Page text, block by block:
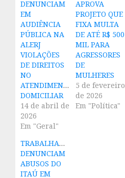
DENUNCIAM
EM
AUDIÊNCIA
PÚBLICA NA
ALERJ
VIOLAÇÕES
DE DIREITOS
NO
ATENDIMENTO
DOMICILIAR
14 de abril de
2026
Em "Geral"
APROVA
PROJETO QUE
FIXA MULTA
DE ATÉ R$ 500
MIL PARA
AGRESSORES
DE
MULHERES
5 de fevereiro
de 2026
Em "Política"
TRABALHADORES
DENUNCIAM
ABUSOS DO
ITAÚ EM